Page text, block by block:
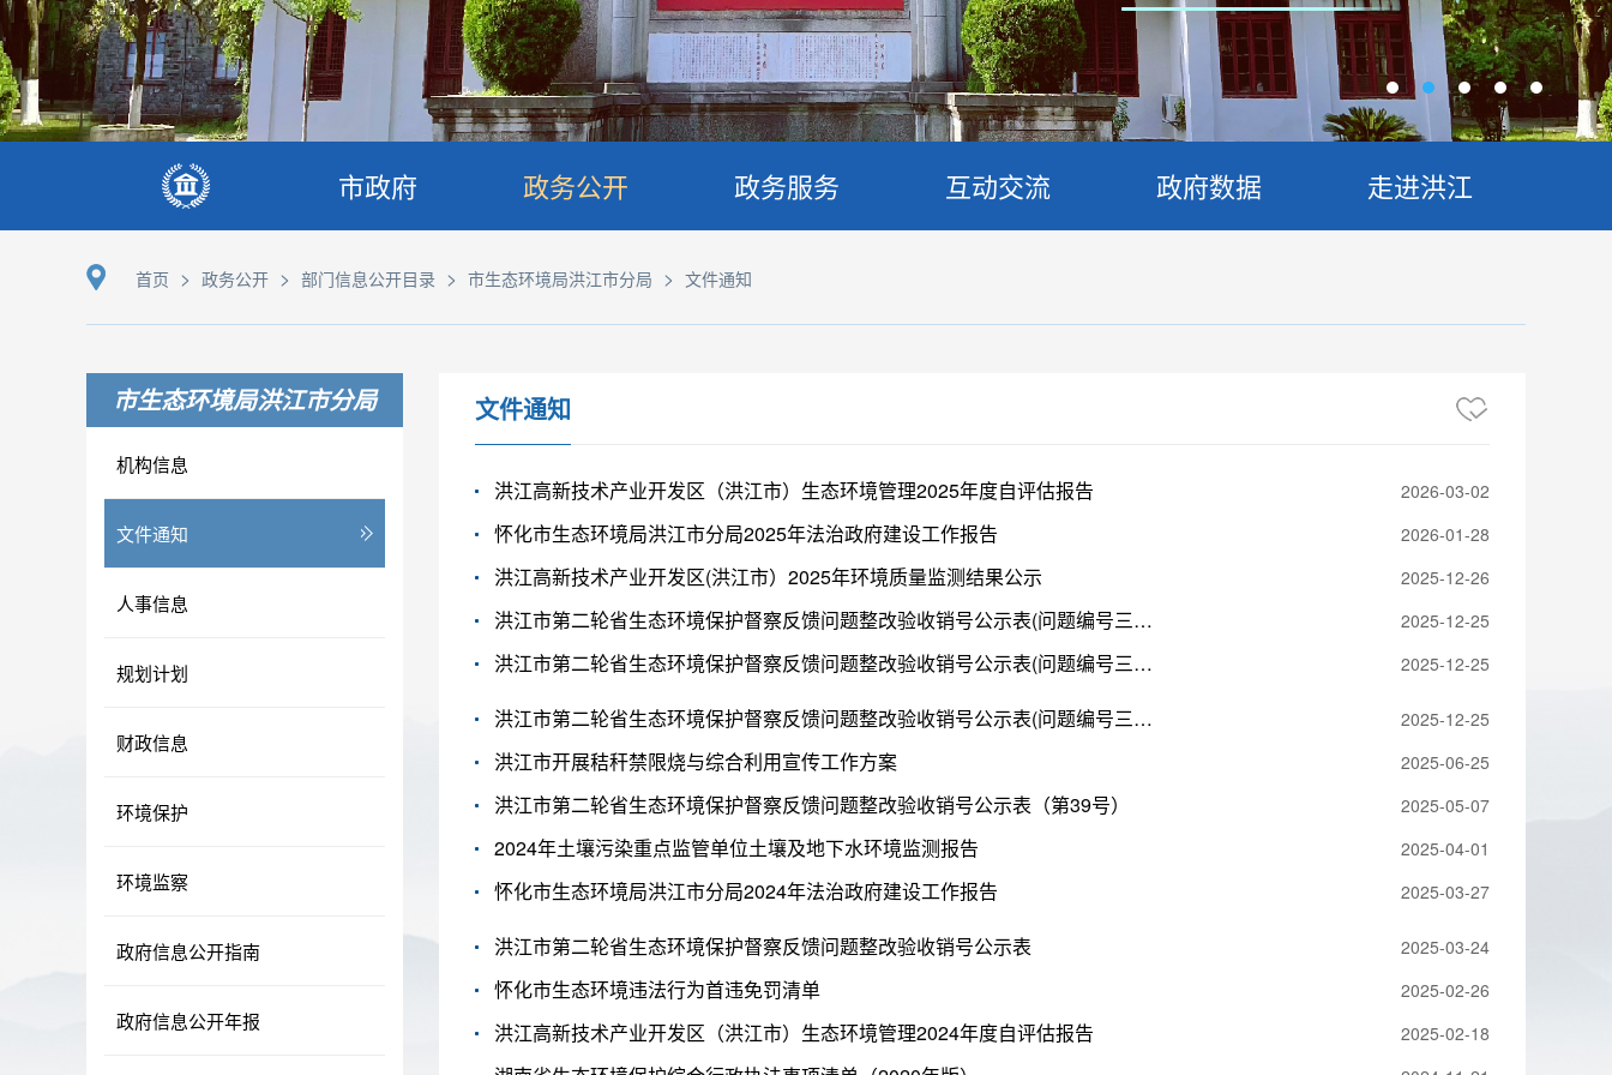
市政府 政务公开 政务服务 互动交流 政府数据 走进洪江
首页 > 政务公开 > 部门信息公开目录 > 市生态环境局洪江市分局 > 文件通知
市生态环境局洪江市分局
机构信息
文件通知
人事信息
规划计划
财政信息
环境保护
环境监察
政府信息公开指南
政府信息公开年报
文件通知
洪江高新技术产业开发区（洪江市）生态环境管理2025年度自评估报告 2026-03-02
怀化市生态环境局洪江市分局2025年法治政府建设工作报告 2026-01-28
洪江高新技术产业开发区(洪江市）2025年环境质量监测结果公示 2025-12-26
洪江市第二轮省生态环境保护督察反馈问题整改验收销号公示表(问题编号三十六) 2025-12-25
洪江市第二轮省生态环境保护督察反馈问题整改验收销号公示表(问题编号三十五) 2025-12-25
洪江市第二轮省生态环境保护督察反馈问题整改验收销号公示表(问题编号三十四) 2025-12-25
洪江市开展秸秆禁限烧与综合利用宣传工作方案 2025-06-25
洪江市第二轮省生态环境保护督察反馈问题整改验收销号公示表（第39号） 2025-05-07
2024年土壤污染重点监管单位土壤及地下水环境监测报告 2025-04-01
怀化市生态环境局洪江市分局2024年法治政府建设工作报告 2025-03-27
洪江市第二轮省生态环境保护督察反馈问题整改验收销号公示表 2025-03-24
怀化市生态环境违法行为首违免罚清单 2025-02-26
洪江高新技术产业开发区（洪江市）生态环境管理2024年度自评估报告 2025-02-18